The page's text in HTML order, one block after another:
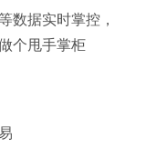
数据实时掌控，
个甩手掌柜